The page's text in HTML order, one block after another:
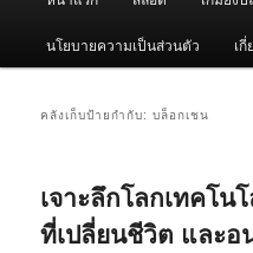
นโยบายความเป็นส่วนตัว เกี่
คลังเก็บป้ายกำกับ:บล็อกเชน
เจาะลึกโลกเทคโน
ที่เปลี่ยนชีวิต และ